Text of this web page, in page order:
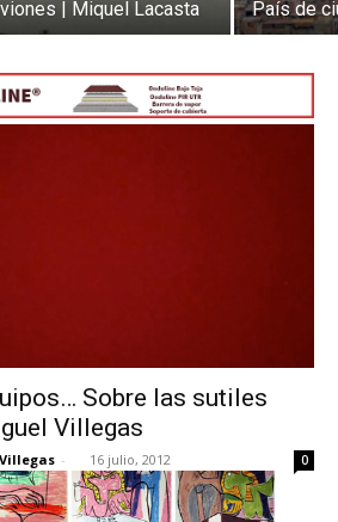
| Miquel Lacasta País de
Sobre las sutiles
Villegas
- 16 julio, 2012 0